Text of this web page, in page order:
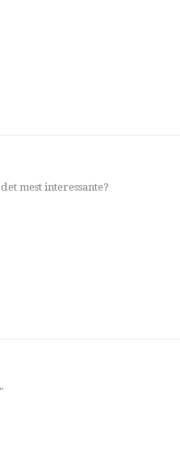
mest interessante?